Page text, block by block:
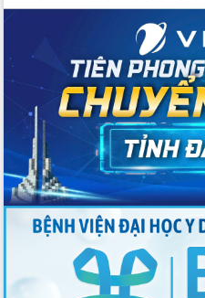
đề ra
UBND tỉnh Đắk Lắk tổng kết công tác
quốc phòng, quân sự địa phương năm
Tập trung triển khai quyết liệt, đồng bộ
các giải pháp nhằm thực hiện hiệu quả
các nhiệm vụ đề ra năm 2025
Phát huy vai trò của người có uy tín
trong phòng chống tảo hôn và hôn
nhân cận huyết thống
Nông sản Tây Nguyên thu hút doanh
nghiệp nước ngoài
Đắk Lắk định vị thương hiệu du lịch
“Biển – Rừng – Cà phê” trong không
gian phát triển mới